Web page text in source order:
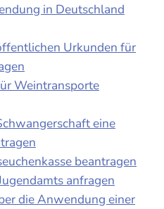
in Deutschland
Urkunden für
Weintransporte
eine
beantragen
anfragen
die Anwendung einer